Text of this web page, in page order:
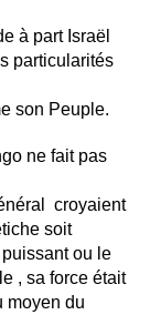
à part Israël
particularités
son Peuple.
ne fait pas
croyaient
soit
ou le
, sa force était
moyen du